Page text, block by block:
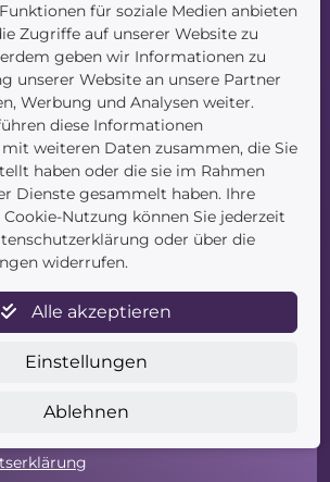
für soziale Medien anbieten
Zugriffe auf unserer Website zu
geben wir Informationen zu
unserer Website an unsere Partner
Werbung und Analysen weiter.
diese Informationen
weiteren Daten zusammen, die Sie
haben oder die sie im Rahmen
Dienste gesammelt haben. Ihre
Nutzung können Sie jederzeit
oder über die
widerrufen.
Alle akzeptieren
Einstellungen
Ablehnen